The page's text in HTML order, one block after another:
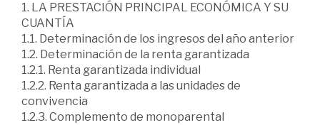
1. LA PRESTACIÓN PRINCIPAL ECONÓMICA Y SU
CUANTÍA
1.1. Determinación de los ingresos del año anterior
1.2. Determinación de la renta garantizada
1.2.1. Renta garantizada individual
1.2.2. Renta garantizada a las unidades de
convivencia
1.2.3. Complemento de monoparental